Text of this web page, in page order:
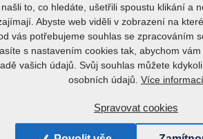
to, co hledáte, ušetřili spoustu klikání a
Abyste web viděli v zobrazení na
vás potřebujeme souhlas se zpracováním
s nastavením cookies tak, abychom
vašich údajů. Svůj souhlas můžete
osobních údajů. Více informací
Spravovat cookies